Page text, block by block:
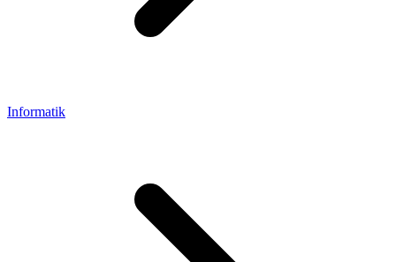
Informatik